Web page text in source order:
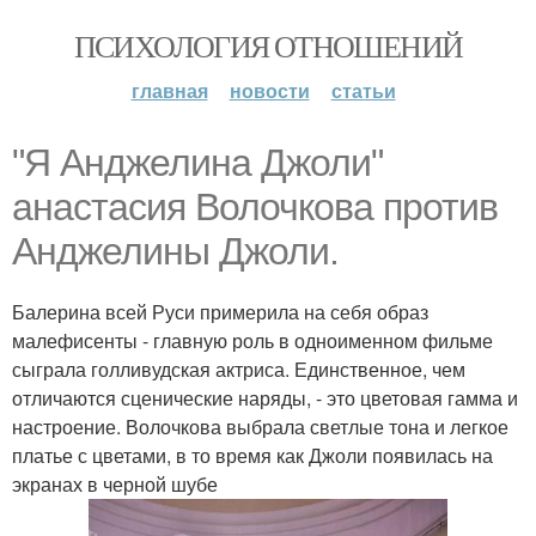
ПСИХОЛОГИЯ ОТНОШЕНИЙ
главная новости статьи
"Я Анджелина Джоли"
анастасия Волочкова против
Анджелины Джоли.
Балерина всей Руси примерила на себя образ
малефисенты - главную роль в одноименном фильме
сыграла голливудская актриса. Единственное, чем
отличаются сценические наряды, - это цветовая гамма и
настроение. Волочкова выбрала светлые тона и легкое
платье с цветами, в то время как Джоли появилась на
экранах в черной шубе